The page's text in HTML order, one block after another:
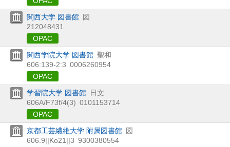
関西大学 図書館 図
212048431
OPAC
関西学院大学 図書館 聖和
606:139-2:3 0006260954
OPAC
学習院大学 図書館 日文
606A/F73f/4(3) 0101153714
OPAC
京都工芸繊維大学 附属図書館 図
606.9||Ko21||3 9300380554